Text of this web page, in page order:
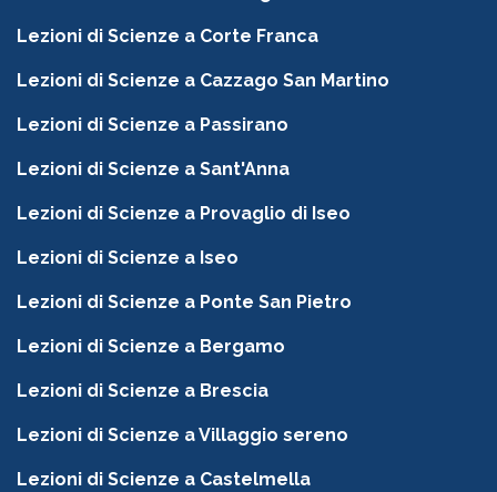
Lezioni di Scienze a Corte Franca
Lezioni di Scienze a Cazzago San Martino
Lezioni di Scienze a Passirano
Lezioni di Scienze a Sant'Anna
Lezioni di Scienze a Provaglio di Iseo
Lezioni di Scienze a Iseo
Lezioni di Scienze a Ponte San Pietro
Lezioni di Scienze a Bergamo
Lezioni di Scienze a Brescia
Lezioni di Scienze a Villaggio sereno
Lezioni di Scienze a Castelmella